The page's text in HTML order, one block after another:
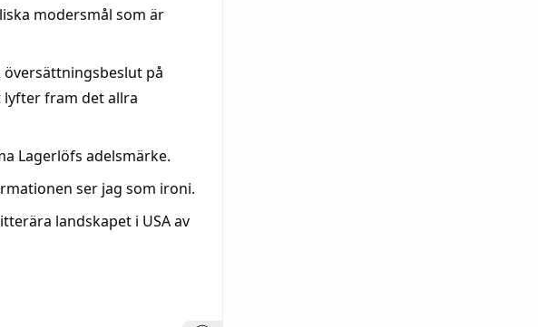
modersmål som är
på
lyfter fram det allra
Lagerlöfs adelsmärke.
ser jag som ironi.
landskapet i USA av